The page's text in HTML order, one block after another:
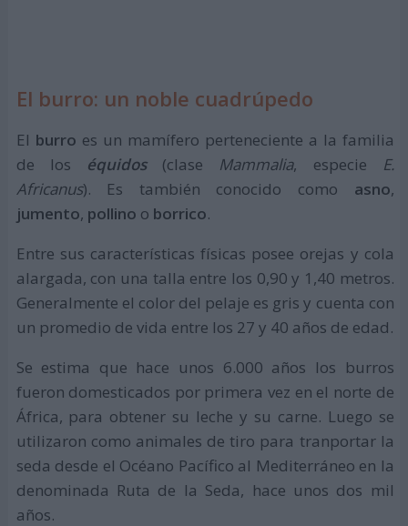
El burro: un noble cuadrúpedo
El burro es un mamífero perteneciente a la familia
de los équidos(clase Mammalia, especie E.
Africanus). Es también conocido como asno,
jumento, pollino o borrico.
Entre sus características físicas posee orejas y cola
alargada, con una talla entre los 0,90 y 1,40 metros.
Generalmente el color del pelaje es gris y cuenta con
un promedio de vida entre los 27 y 40 años de edad.
Se estima que hace unos 6.000 años los burros
fueron domesticados por primera vez en el norte de
África, para obtener su leche y su carne. Luego se
utilizaron como animales de tiro para tranportar la
seda desde el Océano Pacífico al Mediterráneo en la
denominada Ruta de la Seda, hace unos dos mil
años.